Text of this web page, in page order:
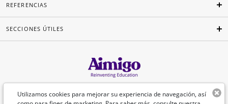
Utilizamos cookies para mejorar su experiencia de navegación, así
REFERENCIAS
SECCIONES ÚTILES
Español